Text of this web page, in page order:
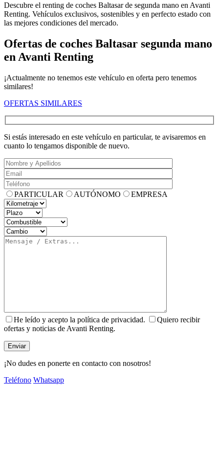
Descubre el renting de coches Baltasar de segunda mano en Avanti
Renting. Vehículos exclusivos, sostenibles y en perfecto estado con
las mejores condiciones del mercado.
Ofertas de coches Baltasar segunda mano
en Avanti Renting
¡Actualmente no tenemos este vehículo en oferta pero tenemos
similares!
OFERTAS SIMILARES
Si estás interesado en este vehículo en particular, te avisaremos en
cuanto lo tengamos disponible de nuevo.
PARTICULAR AUTÓNOMO EMPRESA
He leído y acepto la política de privacidad.
Quiero recibir
ofertas y noticias de Avanti Renting.
¡No dudes en ponerte en contacto con nosotros!
Teléfono Whatsapp